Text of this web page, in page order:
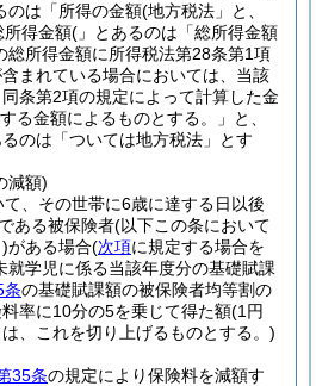
は「所得の金額(地方税法」と、
所得金額(」とあるのは「総所得金額
総所得金額に所得税法第28条第1項
まれている場合においては、当該
条第2項の規定によって計算した金
る金額によるものとする。」と、
るのは「ついては地方税法」とす
減額)
、その世帯に6歳に達する日以後
ある被保険者(以下この条において
がある場合(次項に規定する場合を
就学児に係る当該年度分の基礎賦課
条の基礎賦課額の被保険者均等割の
率に10分の5を乗じて得た額(1円
、これを切り上げるものとする。)
35条の規定により保険料を減額す